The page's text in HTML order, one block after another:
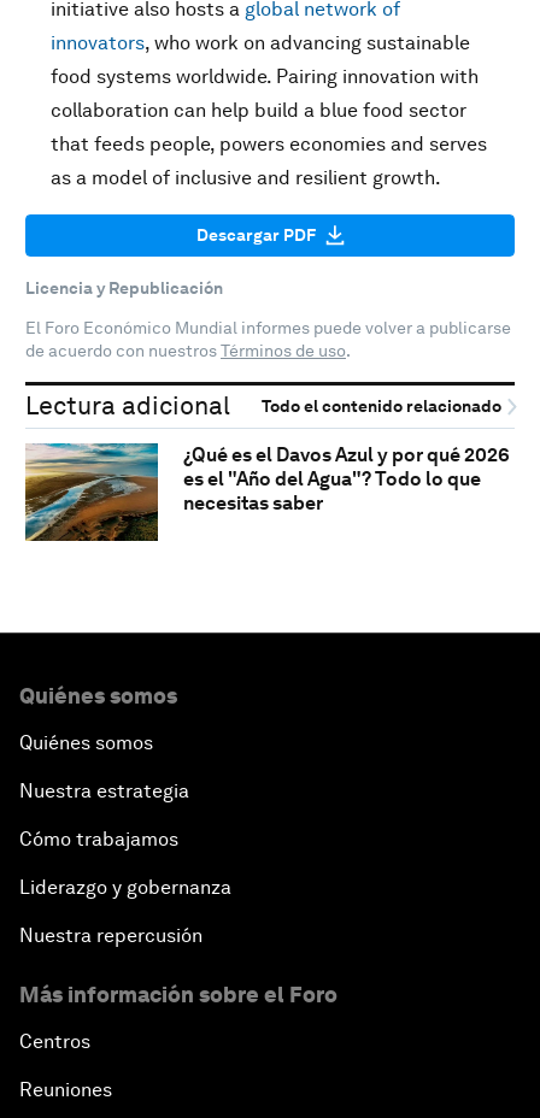
initiative also hosts a global network of
innovators, who work on advancing sustainable
food systems worldwide. Pairing innovation with
collaboration can help build a blue food sector
that feeds people, powers economies and serves
as a model of inclusive and resilient growth.
Descargar PDF
Licencia y Republicación
El Foro Económico Mundial informes puede volver a publicarse
de acuerdo con nuestrosTérminos de uso.
Lectura adicional Todo el contenido relacionado
¿Qué es el Davos Azul y por qué 2026
es el "Año del Agua"? Todo lo que
necesitas saber
Quiénes somos
Quiénes somos
Nuestra estrategia
Cómo trabajamos
Liderazgo y gobernanza
Nuestra repercusión
Más información sobre el Foro
Centros
Reuniones